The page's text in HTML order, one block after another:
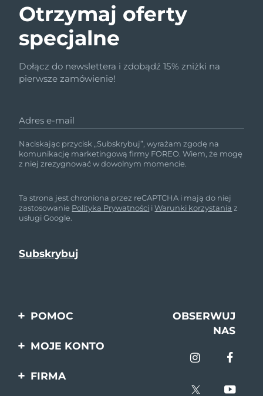
Otrzymaj oferty
specjalne
Dołącz do newslettera i zdobądź 15% zniżki na
pierwsze zamówienie!
Adres e-mail
Naciskając przycisk „Subskrybuj”, wyrażam zgodę na
komunikację marketingową firmy FOREO. Wiem, że mogę
z niej zrezygnować w dowolnym momencie.
Ta strona jest chroniona przez reCAPTCHA i mają do niej
zastosowanie Polityka Prywatności iWarunki korzystania z
usługi Google.
POMOC
Kontakt
OBSERWUJ
NAS
MOJE KONTO
FIRMA